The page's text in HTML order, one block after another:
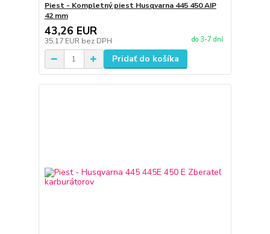
Piest - Kompletný piest Husqvarna 445 450 AIP
42 mm
43,26 EUR
35,17 EUR bez DPH do 3-7 dní
Pridať do košíka